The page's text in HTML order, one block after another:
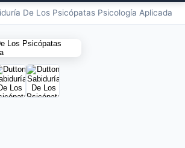
De Los Psicópatas Psicología Aplicada